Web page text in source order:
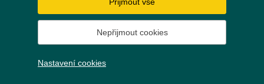
Nepřijmout cookies
Nastavení cookies